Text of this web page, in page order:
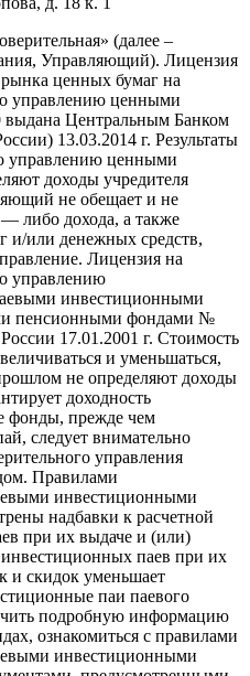
(далее –
Управляющий). Лицензия
ценных бумаг на
управлению ценными
Центральным Банком
13.03.2014 г. Результаты
управлению ценными
доходы учредителя
не обещает и не
— либо дохода, а также
и/или денежных средств,
Лицензия на
управлению
инвестиционными
пенсионными фондами №
17.01.2001 г. Стоимость
и уменьшаться,
не определяют доходы
доходность
фонды, прежде чем
следует внимательно
управления
Правилами
инвестиционными
надбавки к расчетной
при их выдаче и (или)
паев при их
и скидок уменьшает
паи паевого
подробную информацию
ознакомиться с правилами
инвестиционными